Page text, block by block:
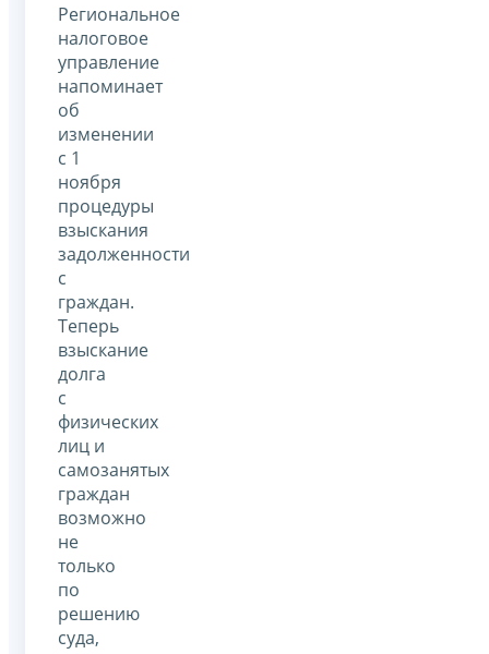
Региональное
налоговое
управление
напоминает
об
изменении
с 1
ноября
процедуры
взыскания
задолженности
с
граждан.
Теперь
взыскание
долга
с
физических
лиц и
самозанятых
граждан
возможно
не
только
по
решению
суда,